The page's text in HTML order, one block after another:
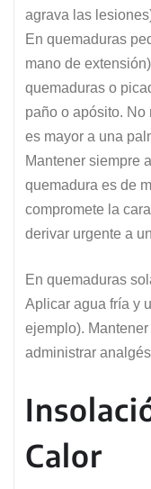
agrava las
En quemaduras
mano de
quemaduras o
paño o apósito.
es mayor a una
Mantener siempre
quemadura es de
compromete la
derivar urgente a
En quemaduras
Aplicar agua fría y
ejemplo).
administrar
Calor